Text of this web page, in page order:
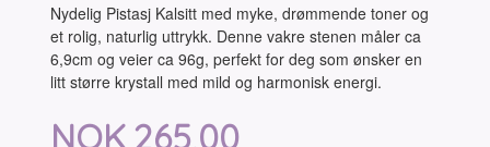
Nydelig Pistasj Kalsitt med myke, drømmende toner og
et rolig, naturlig uttrykk. Denne vakre stenen måler ca
6,9cm og veier ca 96g, perfekt for deg som ønsker en
litt større krystall med mild og harmonisk energi.
Pris
NOK 265,00